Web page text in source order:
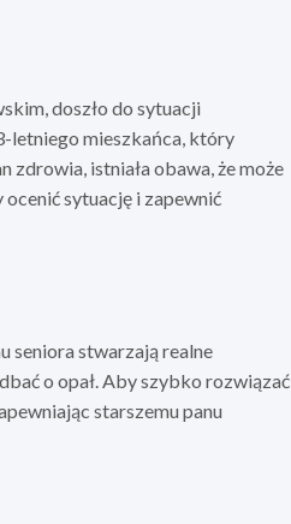
doszło do sytuacji
letniego mieszkańca, który
zdrowia, istniała obawa, że może
sytuację i zapewnić
seniora stwarzają realne
o opał. Aby szybko rozwiązać
starszemu panu